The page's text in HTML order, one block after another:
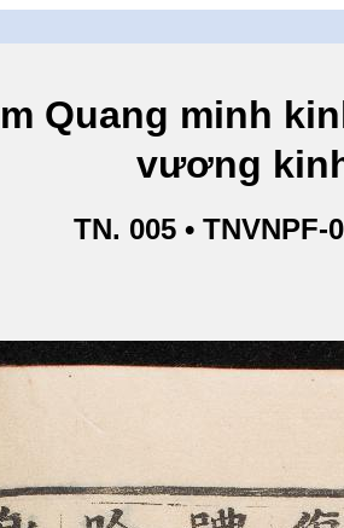
Quang minh
vương
TN. 005 • TNVNPF-